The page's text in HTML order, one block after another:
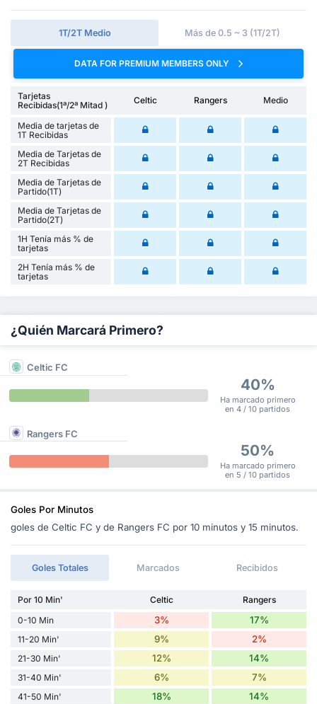
1T/2T Medio Más de 0.5 ~ 3 (1T/2T)
DATA FOR PREMIUM MEMBERS ONLY
Tarjetas
Recibidas(1ª/2ª Mitad )
Celtic Rangers Medio
Media de tarjetas de
1T Recibidas
Media de Tarjetas de
2T Recibidas
Media de Tarjetas de
Partido(1T)
Media de Tarjetas de
Partido(2T)
1H Tenía más % de
tarjetas
2H Tenía más % de
tarjetas
¿Quién Marcará Primero?
Celtic FC
40%
Ha marcado primero
en 4 / 10 partidos
Rangers FC
50%
Ha marcado primero
en 5 / 10 partidos
Goles Por Minutos
goles de Celtic FC y de Rangers FC por 10 minutos y 15 minutos.
Goles Totales Marcados Recibidos
Por 10 Min' Celtic
Rangers
0-10 Min
3% 17%
11-20 Min' 9% 2%
21-30 Min' 12% 14%
31-40 Min' 6% 7%
41-50 Min' 18% 14%